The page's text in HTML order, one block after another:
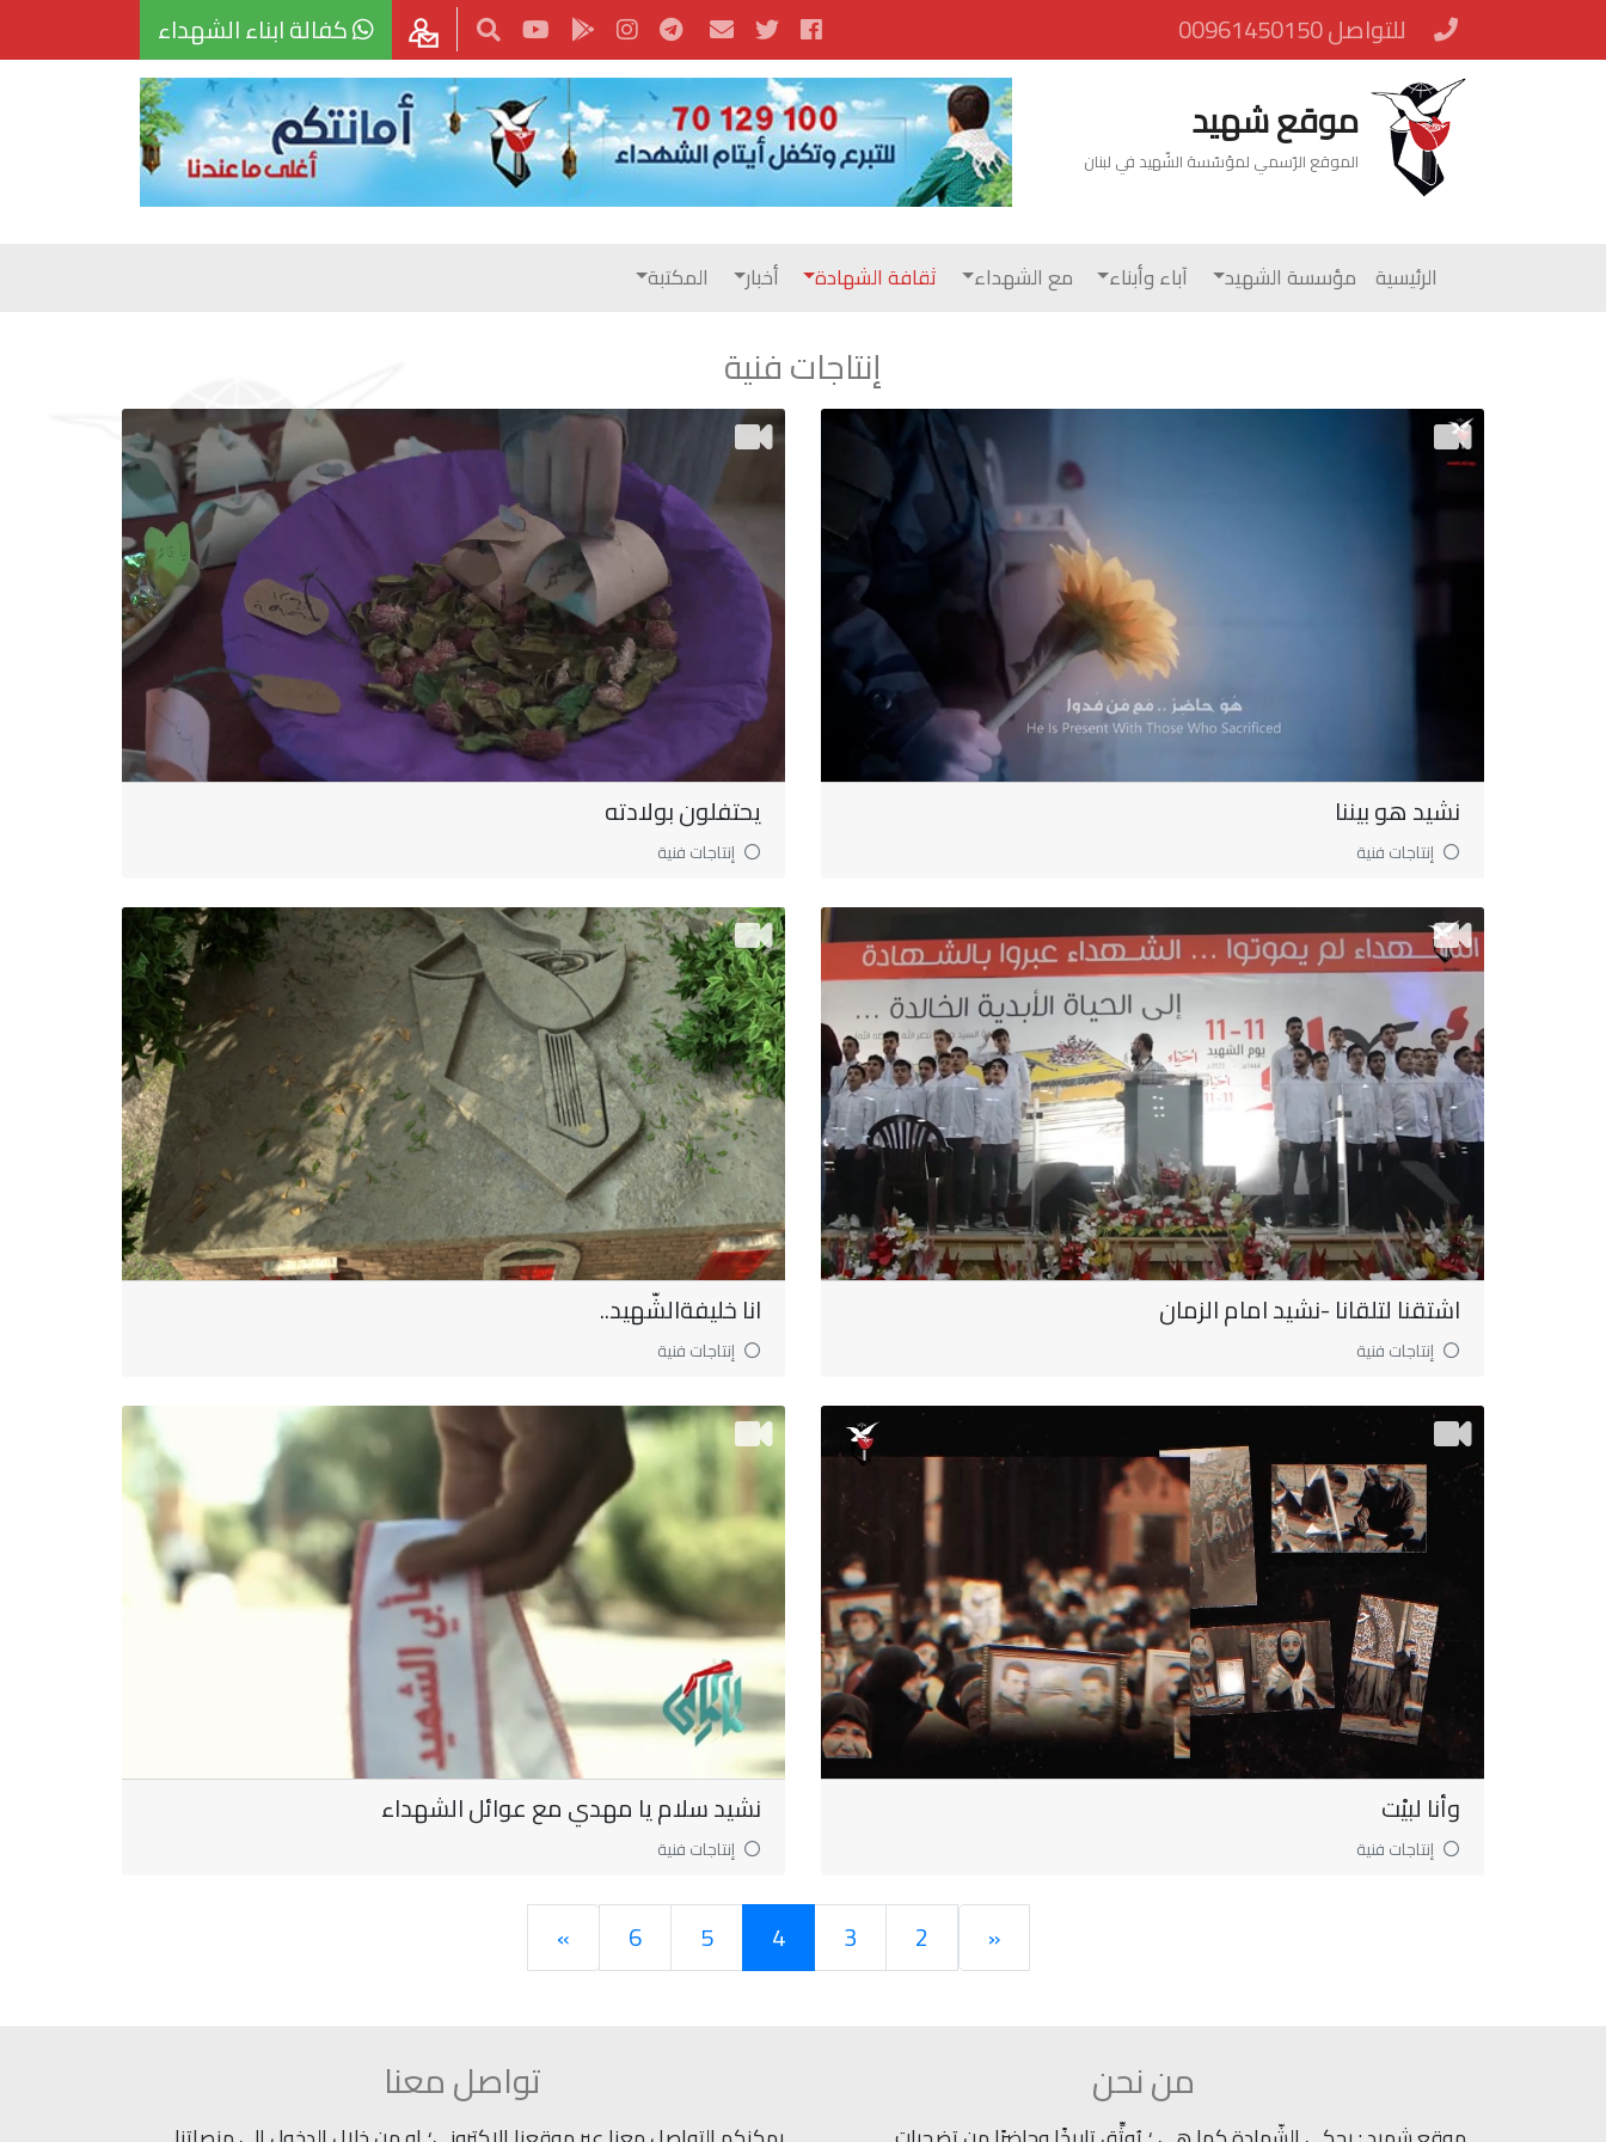
للتواصل 00961450150 كفالة ابناء الشهداء
موقع شهيد
الموقع الرّسمي لمؤسّسة الشّهيد في لبنان
الرئيسية مؤسسة الشهيد آباء وأبناء مع الشهداء ثقافة الشهادة أخبار المكتبة
إنتاجات فنية
نشيد هو بيننا
إنتاجات فنية
يحتفلون بولادته
إنتاجات فنية
اشتقنا لتلقانا -نشيد امام الزمان
إنتاجات فنية
انا خليفةالشّهيد..
إنتاجات فنية
وأنا لبيْت
إنتاجات فنية
نشيد سلام يا مهدي مع عوائل الشهداء
إنتاجات فنية
«
2
3
4
5
6
»
من نحن تواصل معنا